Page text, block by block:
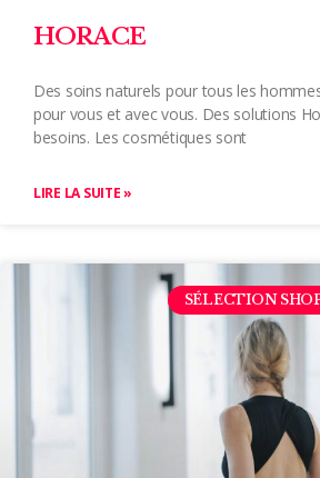
HORACE
Des soins naturels pour tous les
pour vous et avec vous. Des solutions
besoins. Les cosmétiques sont
LIRE LA SUITE »
SÉLECTION